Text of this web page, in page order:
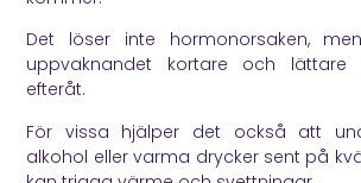
Det löser inte hormonorsaken,
uppvaknandet kortare och
efteråt.
För vissa hjälper det också att
alkohol eller varma drycker sent på